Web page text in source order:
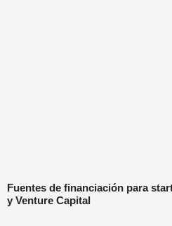
Fuentes de financiación para
y Venture Capital